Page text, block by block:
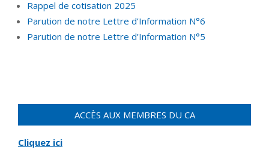
Rappel de cotisation 2025
Parution de notre Lettre d’Information N°6
Parution de notre Lettre d’Information N°5
ACCÈS AUX MEMBRES DU CA
Cliquez ici